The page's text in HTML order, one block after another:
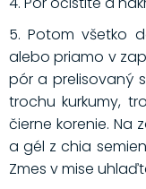
5. Potom všetko
alebo priamo v
pór a prelisovaný
trochu kurkumy,
čierne korenie. Na
a gél z chia
Zmes v mise